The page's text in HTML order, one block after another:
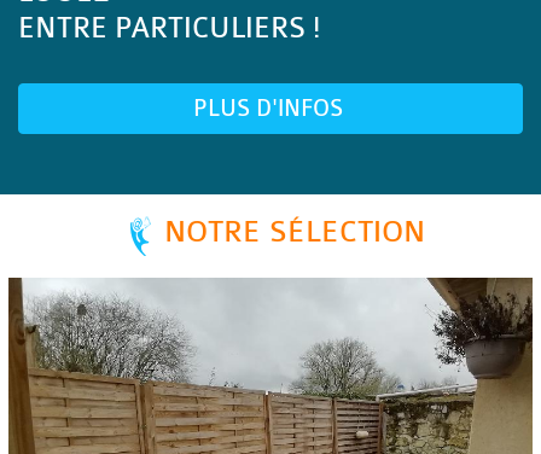
ENTRE PARTICULIERS !
PLUS D'INFOS
NOTRE SÉLECTION